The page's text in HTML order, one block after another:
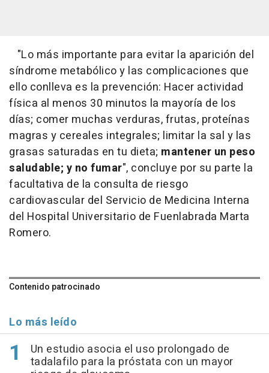
"Lo más importante para evitar la aparición del
síndrome metabólico y las complicaciones que
ello conlleva es la prevención: Hacer actividad
física al menos 30 minutos la mayoría de los
días; comer muchas verduras, frutas, proteínas
magras y cereales integrales; limitar la sal y las
grasas saturadas en tu dieta; mantener un peso
saludable; y no fumar", concluye por su parte la
facultativa de la consulta de riesgo
cardiovascular del Servicio de Medicina Interna
del Hospital Universitario de Fuenlabrada Marta
Romero.
Contenido patrocinado
Lo más leído
Un estudio asocia el uso prolongado de
tadalafilo para la próstata con un mayor